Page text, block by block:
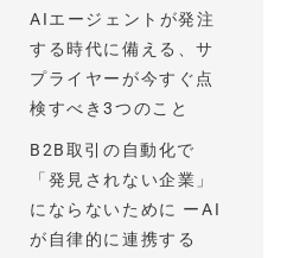
AIエージェントが発注
する時代に備える、サ
プライヤーが今すぐ点
検すべき3つのこと
B2B取引の自動化で
「発見されない企業」
にならないために ーAI
が自律的に連携する